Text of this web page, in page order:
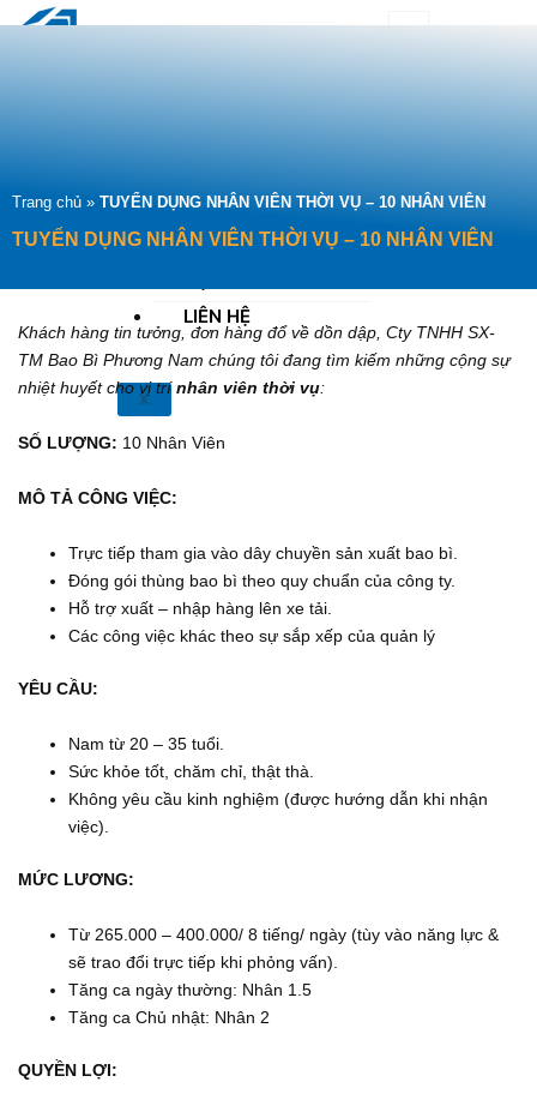
Nhảy
KHÁCH HÀNG
HÌNH ẢNH NHÀ MÁY
TIN TỨC – TUYỂN
LIÊN HỆ
X
Trang chủ » TUYỂN DỤNG NHÂN VIÊN THỜI VỤ – 10 NHÂN VIÊN
TUYỂN DỤNG NHÂN VIÊN THỜI VỤ – 10 NHÂN VIÊN
Khách hàng tin tưởng, đơn hàng đổ về dồn dập, Cty TNHH SX-
TM Bao Bì Phương Nam chúng tôi đang tìm kiếm những cộng sự
nhiệt huyết cho vị trínhân viên thời vụ:
SỐ LƯỢNG: 10 Nhân Viên
MÔ TẢ CÔNG VIỆC:
Trực tiếp tham gia vào dây chuyền sản xuất bao bì.
Đóng gói thùng bao bì theo quy chuẩn của công ty.
Hỗ trợ xuất – nhập hàng lên xe tải.
Các công việc khác theo sự sắp xếp của quản lý
YÊU CẦU:
Nam từ 20 – 35 tuổi.
Sức khỏe tốt, chăm chỉ, thật thà.
Không yêu cầu kinh nghiệm (được hướng dẫn khi nhận
việc).
MỨC LƯƠNG:
Từ 265.000 – 400.000/ 8 tiếng/ ngày (tùy vào năng lực &
sẽ trao đổi trực tiếp khi phỏng vấn).
Tăng ca ngày thường: Nhân 1.5
Tăng ca Chủ nhật: Nhân 2
QUYỀN LỢI: